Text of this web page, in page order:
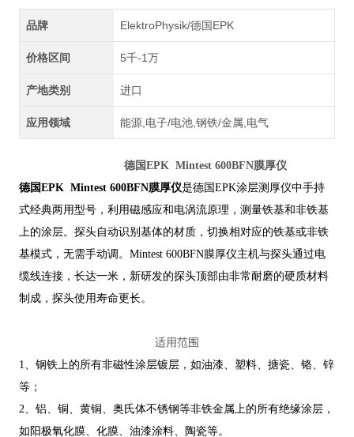
品牌 ElektroPhysik/德国EPK
价格区间 5千-1万
产地类别 进口
应用领域 能源,电子/电池,钢铁/金属,电气
德国EPK Mintest 600BFN膜厚仪
德国EPK Mintest 600BFN膜厚仪是德国EPK涂层测厚仪中手持
式经典两用型号，利用磁感应和电涡流原理，测量铁基和非铁基
上的涂层。探头自动识别基体的材质，切换相对应的铁基或非铁
基模式，无需手动调。Mintest 600BFN膜厚仪主机与探头通过电
缆线连接，长达一米，新研发的探头顶部由非常耐磨的硬质材料
制成，探头使用寿命更长。
适用范围
1、钢铁上的所有非磁性涂层镀层，如油漆、塑料、搪瓷、铬、锌
等；
2、铝、铜、黄铜、奥氏体不锈钢等非铁金属上的所有绝缘涂层，
如阳极氧化膜、化膜、油漆涂料、陶瓷等。